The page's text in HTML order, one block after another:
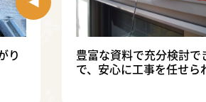
り
豊富な資料で充分検討で
で、安心に工事を任せら